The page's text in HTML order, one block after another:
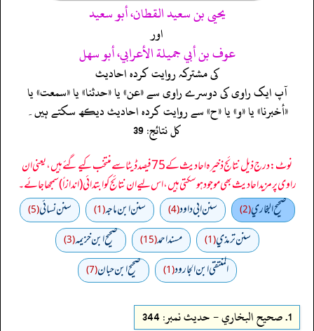
يحيى بن سعيد القطان، أبو سعيد
اور
عوف بن أبي جميلة الأعرابي، أبو سهل
کی مشترکہ روایت کردہ احادیث
آپ ایک راوی کی دوسرے راوی سے «عن» یا «حدثنا» یا «سمعت» یا
«أخبرنا» یا «و» یا «ح» سے روایت کردہ احادیث دیکھ سکتے ہیں۔
کل نتائج: 39
نوٹ: درج ذیل نتائج ذخیرہ احادیث کے 75 فیصد ڈیٹا سے منتخب کیے گئے ہیں، یعنی ان
راوی پر مزید احادیث بھی موجود ہو سکتی ہیں، اس لیے ان نتائج کو ابتدائی (اندازاً) سمجھا جائے۔
صحيح البخاري(2) سنن ابي داود(4) سنن ابن ماجه(1) سنن نسائي(5)
سنن ترمذي(1) مسند احمد(15) صحيح ابن خزيمه(3)
المنتقى ابن الجارود(1) صحیح ابن حبان(7)
1. صحيح البخاري - حدیث نمبر: 344